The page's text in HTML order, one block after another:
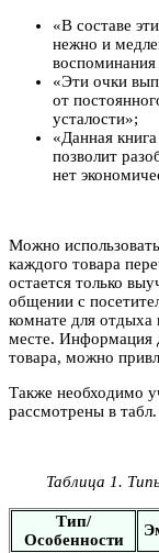
«В составе
нежно и
«Эти очки
от
усталости»;
«Данная
позволит
нет
Можно
каждого товара
остается только
общении с
комнате для отдыха
месте. Информация
товара, можно
Также необходимо
рассмотрены в
Таблица 1.
Тип/
Особенности